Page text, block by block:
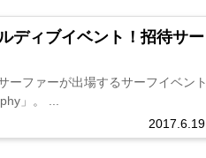
ディブイベント！招待サー
2017.6.19
ーファーが出場するサーフイベント
」。 ...